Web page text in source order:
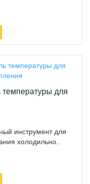
температуры для
инструмент для
холодильно..